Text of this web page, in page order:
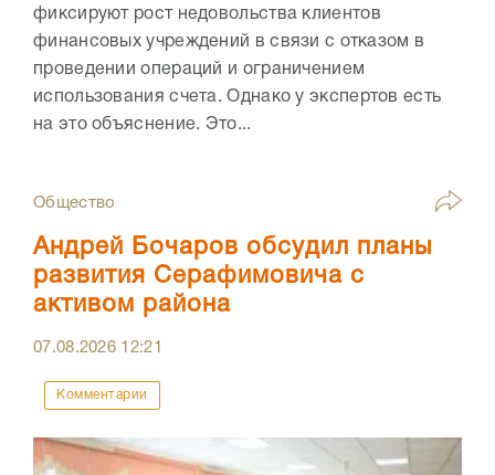
фиксируют рост недовольства клиентов
финансовых учреждений в связи с отказом в
проведении операций и ограничением
использования счета. Однако у экспертов есть
на это объяснение. Это...
Общество
Андрей Бочаров обсудил планы
развития Серафимовича с
активом района
07.08.2026 12:21
Комментарии